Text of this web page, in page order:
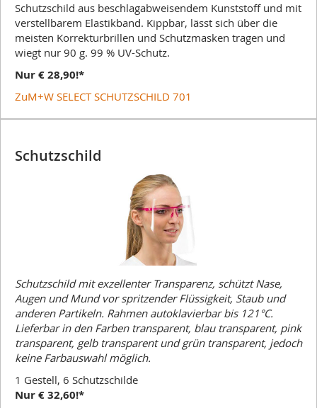
Schutzschild aus beschlagabweisendem Kunststoff und mit
verstellbarem Elastikband. Kippbar, lässt sich über die
meisten Korrekturbrillen und Schutzmasken tragen und
wiegt nur 90 g. 99 % UV-Schutz.
Nur € 28,90!*
ZuM+W SELECT SCHUTZSCHILD 701
Schutzschild
Schutzschild mit exzellenter Transparenz, schützt Nase,
Augen und Mund vor spritzender Flüssigkeit, Staub und
anderen Partikeln. Rahmen autoklavierbar bis 121°C.
Lieferbar in den Farben transparent, blau transparent, pink
transparent, gelb transparent und grün transparent, jedoch
keine Farbauswahl möglich.
1 Gestell, 6 Schutzschilde
Nur € 32,60!*